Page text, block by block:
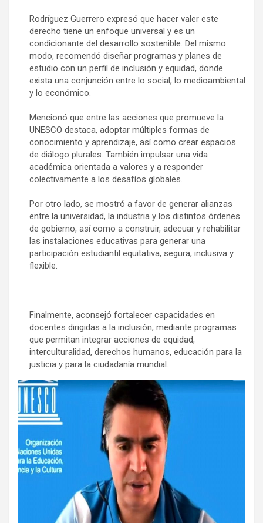
Rodríguez Guerrero expresó que hacer valer este
derecho tiene un enfoque universal y es un
condicionante del desarrollo sostenible. Del mismo
modo, recomendó diseñar programas y planes de
estudio con un perfil de inclusión y equidad, donde
exista una conjunción entre lo social, lo medioambiental
y lo económico.
Mencionó que entre las acciones que promueve la
UNESCO destaca, adoptar múltiples formas de
conocimiento y aprendizaje, así como crear espacios
de diálogo plurales. También impulsar una vida
académica orientada a valores y a responder
colectivamente a los desafíos globales.
Por otro lado, se mostró a favor de generar alianzas
entre la universidad, la industria y los distintos órdenes
de gobierno, así como a construir, adecuar y rehabilitar
las instalaciones educativas para generar una
participación estudiantil equitativa, segura, inclusiva y
flexible.
Finalmente, aconsejó fortalecer capacidades en
docentes dirigidas a la inclusión, mediante programas
que permitan integrar acciones de equidad,
interculturalidad, derechos humanos, educación para la
justicia y para la ciudadanía mundial.